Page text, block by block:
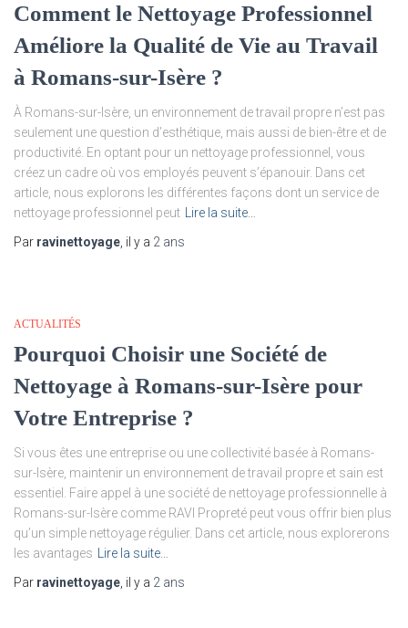
Comment le Nettoyage Professionnel
Améliore la Qualité de Vie au Travail
à Romans-sur-Isère ?
À Romans-sur-Isère, un environnement de travail propre n’est pas
seulement une question d’esthétique, mais aussi de bien-être et de
productivité. En optant pour un nettoyage professionnel, vous
créez un cadre où vos employés peuvent s’épanouir. Dans cet
article, nous explorons les différentes façons dont un service de
nettoyage professionnel peut
Lire la suite…
Par ravinettoyage , il y a 2 ans
ACTUALITÉS
Pourquoi Choisir une Société de
Nettoyage à Romans-sur-Isère pour
Votre Entreprise ?
Si vous êtes une entreprise ou une collectivité basée à Romans-
sur-Isère, maintenir un environnement de travail propre et sain est
essentiel. Faire appel à une société de nettoyage professionnelle à
Romans-sur-Isère comme RAVI Propreté peut vous offrir bien plus
qu’un simple nettoyage régulier. Dans cet article, nous explorerons
les avantages
Lire la suite…
Par ravinettoyage , il y a 2 ans